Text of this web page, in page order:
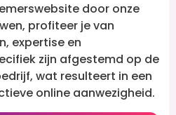
door onze
profiteer je van
expertise en
zijn afgestemd op de
wat resulteert in een
online aanwezigheid.